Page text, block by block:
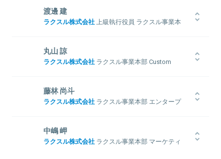
ITコンサル会社を経て、ボストン コンサルティング グループ(BCG)
に入社。DX領域を担当。2015年、ラクスル株式会社へ入社。全社の
取締役COO及びRAKSUL事業CEOを務める。2023年からは、BCGの
関連情報をみる
渡邊 建
ラクスル株式会社上級執行役員 ラクスル事業本
1981年生まれ。京都大学大学院工学研究科卒業後、トヨタ自動車を
経て2017年ラクスル株式会社に入社。「安い・早い・ラク」の顧客価
値と競争優位を生み出すサプライチェーンを構築。その後、BizDev
の成長を牽引する事業への変革を実現。現在はラクスル事業本部に
おける事業、組織、財務を管掌。
丸山 諒
ラクスル株式会社 ラクスル事業本部 Custom
早稲田大学卒業後、2008年ミスミに入社。5年間営業に携わった後、
事業開発に異動してパートナー開拓／事業戦略立案・実行／海外現
地法人の事業立ち上げなどに従事。2018年ラクスルに入社。印刷事
成長に携わった後、2021年アパレル・ユニフォーム事業を立ち上げ
る。2023年8月よりノベルティ・アパレル両事業の事業統括に就任。
藤林 尚斗
ラクスル株式会社 ラクスル事業本部 エンタープ
不動産特化のコンサルティングサービスを提供するスタートアップ
に、正社員/新卒第1号として参画。 IT戦略立案実行支援、BPRのPJ
を経験し、AI建物管理SaaSの立ち上げPdMに従事。 セールス/カス
中嶋 岬
ラクスル株式会社 ラクスル事業本部 マーケティ